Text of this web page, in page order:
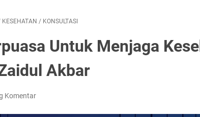
KESEHATAN / KONSULTASI
Untuk Menjaga
Akbar
Komentar